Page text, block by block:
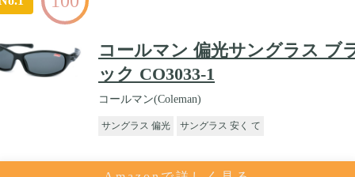
コールマン 偏光サングラス ブ
ック CO3033-1
コールマン(Coleman)
サングラス 偏光 サングラス 安く て